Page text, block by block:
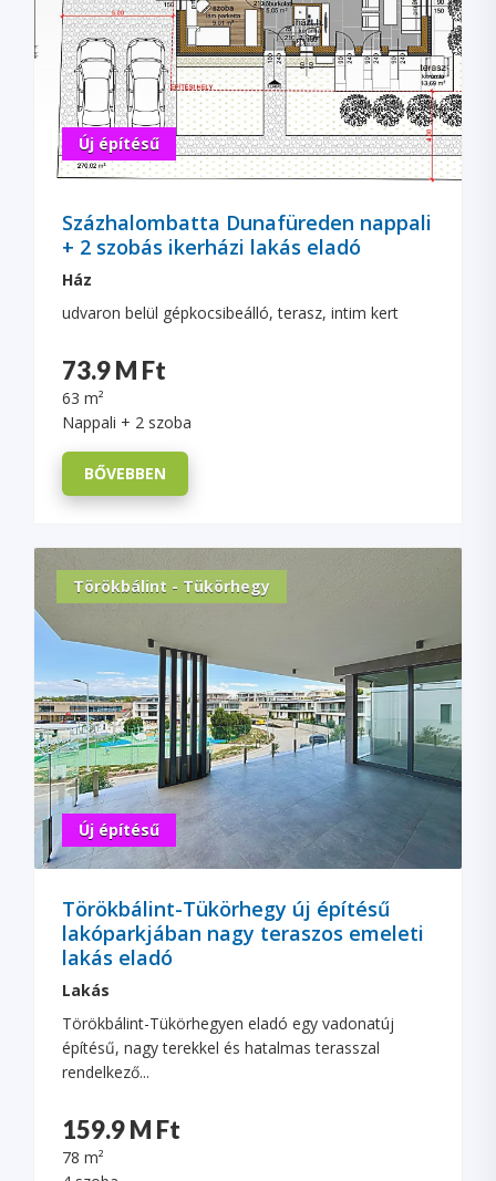
Új építésű
Százhalombatta Dunafüreden nappali
+ 2 szobás ikerházi lakás eladó
Ház
udvaron belül gépkocsibeálló, terasz, intim kert
73.9 M Ft
63 m²
Nappali + 2 szoba
BŐVEBBEN
Törökbálint - Tükörhegy
Új építésű
Törökbálint-Tükörhegy új építésű
lakóparkjában nagy teraszos emeleti
lakás eladó
Lakás
Törökbálint-Tükörhegyen eladó egy vadonatúj
építésű, nagy terekkel és hatalmas terasszal
rendelkező...
159.9 M Ft
78 m²